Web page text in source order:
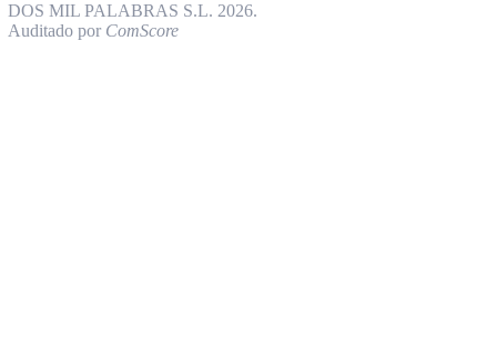
DOS MIL PALABRAS S.L. 2026.
Auditado por ComScore